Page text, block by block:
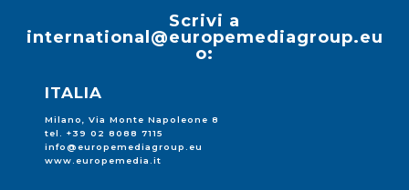
Scrivi a
international@europemediagroup.eu
o:
ITALIA
Milano, Via Monte Napoleone 8
tel. +39 02 8088 7115
info@europemediagroup.eu
www.europemedia.it